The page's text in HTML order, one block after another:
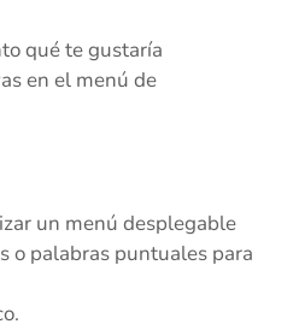
qué te gustaría
en el menú de
un menú desplegable
o palabras puntuales para